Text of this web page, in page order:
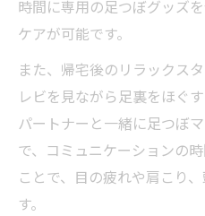
時間に専用の足つぼグッズ
ケアが可能です。
また、帰宅後のリラックス
レビを見ながら足裏をほぐ
パートナーと一緒に足つぼ
で、コミュニケーションの
ことで、目の疲れや肩こり
す。